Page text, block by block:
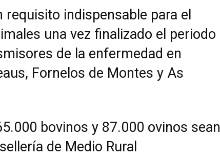
requisito indispensable para el
una vez finalizado el periodo
de la enfermedad en
Fornelos de Montes y As
bovinos y 87.000 ovinos sean
de Medio Rural